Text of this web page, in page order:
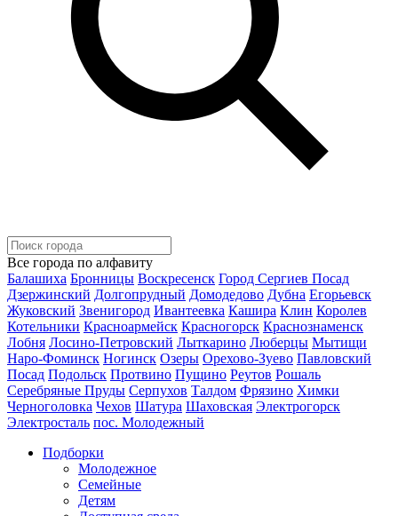
Все города по алфавиту
Балашиха Бронницы Воскресенск Город Сергиев Посад
Дзержинский Долгопрудный Домодедово Дубна Егорьевск
Жуковский Звенигород Ивантеевка Кашира Клин Королев
Котельники Красноармейск Красногорск Краснознаменск
Лобня Лосино-Петровский Лыткарино Люберцы Мытищи
Наро-Фоминск Ногинск Озеры Орехово-Зуево Павловский
Посад Подольск Протвино Пущино Реутов Рошаль
Серебряные Пруды Серпухов Талдом Фрязино Химки
Черноголовка Чехов Шатура Шаховская Электрогорск
Электросталь пос. Молодежный
Подборки
Молодежное
Семейные
Детям